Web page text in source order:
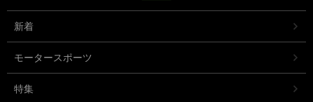
新着
モータースポーツ
特集